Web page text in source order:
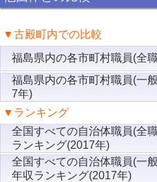
▼古殿町内での比較
福島県内の各市町村職員(全
福島県内の各市町村職員(一
7年)
▼ランキング
全国すべての自治体職員(全
ランキング(2017年)
全国すべての自治体職員(一
年収ランキング(2017年)